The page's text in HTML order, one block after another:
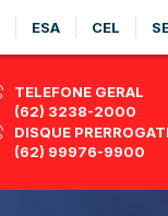
ESA CEL
TELEFONE GERAL
(62) 3238-2000
DISQUE
(62) 99976-9900